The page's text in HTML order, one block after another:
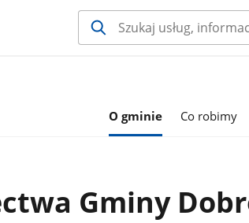
O gminie Co robimy
Gminy